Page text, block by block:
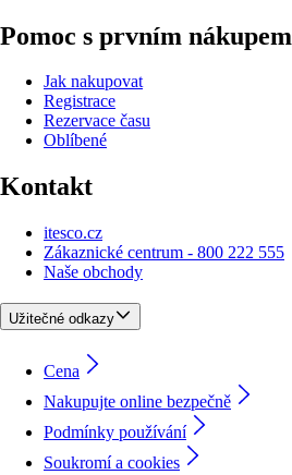
Pomoc s prvním nákupem
Jak nakupovat
Registrace
Rezervace času
Oblíbené
Kontakt
itesco.cz
Zákaznické centrum - 800 222 555
Naše obchody
Užitečné odkazy
Cena
Nakupujte online bezpečně
Podmínky používání
Soukromí a cookies